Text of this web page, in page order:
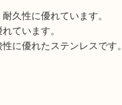
久性に優れています。
ています。
に優れたステンレスです。